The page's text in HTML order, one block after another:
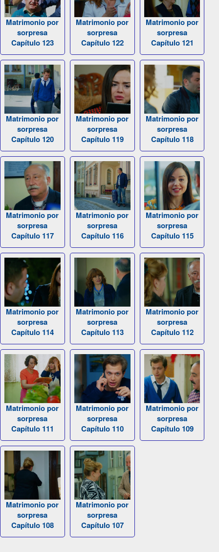
Matrimonio por
sorpresa
Capítulo 123
Matrimonio por
sorpresa
Capítulo 122
Matrimonio por
sorpresa
Capítulo 121
Matrimonio por
sorpresa
Capítulo 120
Matrimonio por
sorpresa
Capítulo 119
Matrimonio por
sorpresa
Capítulo 118
Matrimonio por
sorpresa
Capítulo 117
Matrimonio por
sorpresa
Capítulo 116
Matrimonio por
sorpresa
Capítulo 115
Matrimonio por
sorpresa
Capítulo 114
Matrimonio por
sorpresa
Capítulo 113
Matrimonio por
sorpresa
Capítulo 112
Matrimonio por
sorpresa
Capítulo 111
Matrimonio por
sorpresa
Capítulo 110
Matrimonio por
sorpresa
Capítulo 109
Matrimonio por
sorpresa
Capítulo 108
Matrimonio por
sorpresa
Capítulo 107